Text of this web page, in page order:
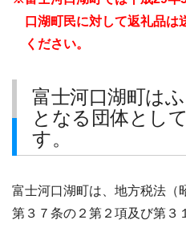
口湖町民に対して返礼品は
ください。
富士河口湖町は
となる団体とし
す。
富士河口湖町は、地方税法（
第３７条の２第２項及び第３